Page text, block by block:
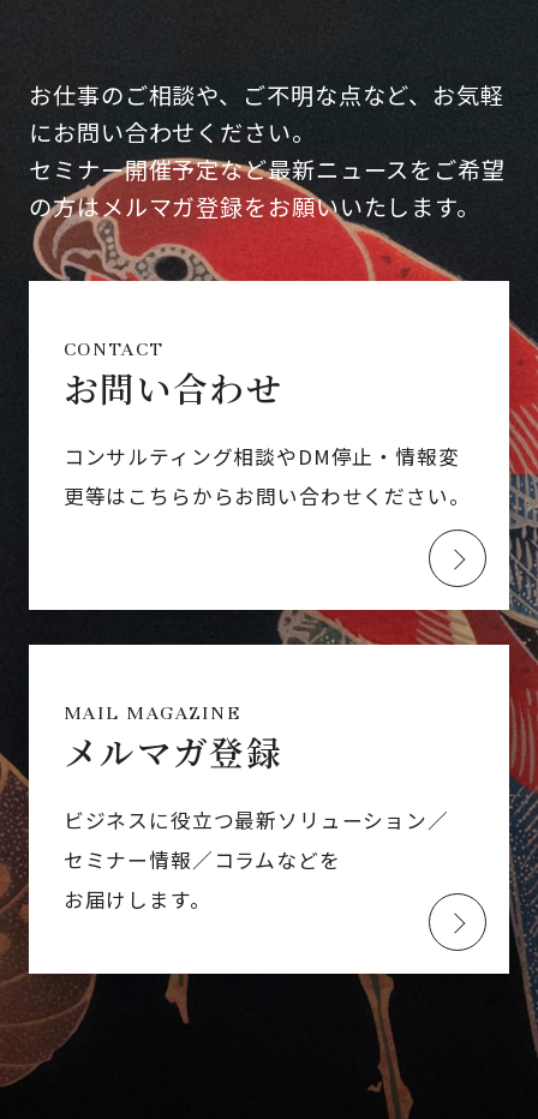
お仕事のご相談や、ご不明な点など、お気軽
にお問い合わせください。
セミナー開催予定など最新ニュースをご希望
の方はメルマガ登録をお願いいたします。
CONTACT
お問い合わせ
コンサルティング相談やDM停止・情報変
更等はこちらからお問い合わせください。
MAIL MAGAZINE
メルマガ登録
ビジネスに役立つ最新ソリューション／
セミナー情報／コラムなどを
お届けします。